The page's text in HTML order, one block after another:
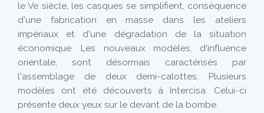
le Ve siècle, les casques se simplifient, conséquence
d'une fabrication en masse dans les ateliers
impériaux et d'une dégradation de la situation
économique. Les nouveaux modèles, d'influence
orientale, sont désormais caractérisés par
l'assemblage de deux demi-calottes. Plusieurs
modèles ont été découverts à Intercisa. Celui-ci
présente deux yeux sur le devant de la bombe.